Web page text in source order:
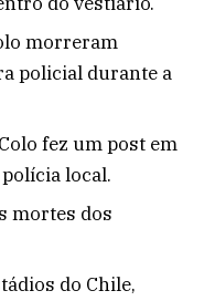
morreram
policial durante a
fez um post em
local.
mortes dos
do Chile,